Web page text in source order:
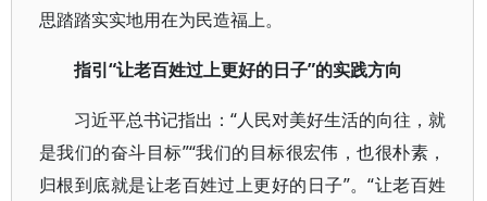
思踏踏实实地用在为民造福上。
指引“让老百姓过上更好的日子”的实践方向
习近平总书记指出：“人民对美好生活的向往，就
是我们的奋斗目标”“我们的目标很宏伟，也很朴素，
归根到底就是让老百姓过上更好的日子”。“让老百姓